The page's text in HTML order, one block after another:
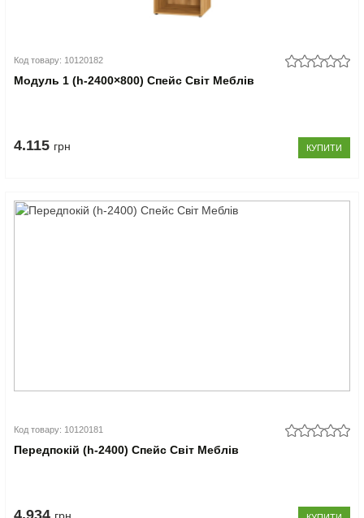
Код товару: 10120182
Модуль 1 (h-2400×800) Спейс Світ Меблів
4.115 грн КУПИТИ
Код товару: 10120181
Передпокій (h-2400) Спейс Світ Меблів
4.934